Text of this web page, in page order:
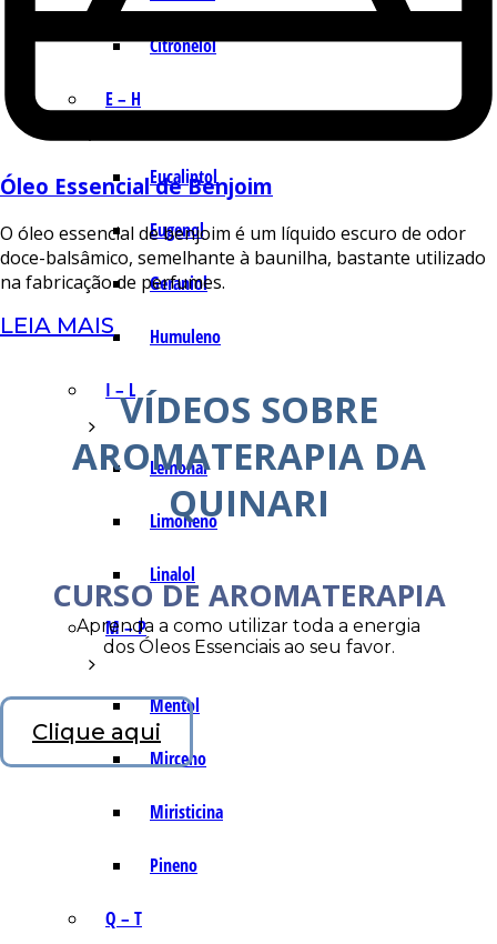
Citronelol
E – H
Eucaliptol
Eugenol
Geraniol
Humuleno
I – L
Lemonal
Limoneno
Linalol
M – P
Mentol
Mirceno
Miristicina
Pineno
Q – T
Óleo Essencial de Benjoim
O óleo essencial de benjoim é um líquido escuro de odor
doce-balsâmico, semelhante à baunilha, bastante utilizado
na fabricação de perfumes.
LEIA MAIS
VÍDEOS SOBRE
AROMATERAPIA DA
QUINARI
CURSO DE AROMATERAPIA
Aprenda a como utilizar toda a energia
dos Óleos Essenciais ao seu favor.
Clique aqui